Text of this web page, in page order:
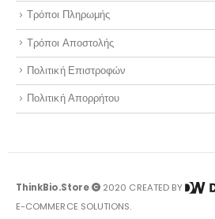
Τρόποι Πληρωμής
Τρόποι Αποστολής
Πολιτική Επιστροφών
Πολιτική Απορρήτου
ThinkBio.Store 2020 CREATED BY
E-COMMERCE SOLUTIONS.